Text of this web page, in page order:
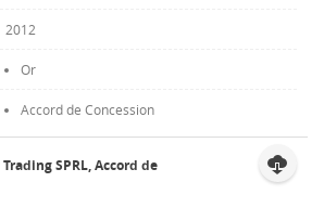
2012
Or
Accord de Concession
SPRL, Accord de